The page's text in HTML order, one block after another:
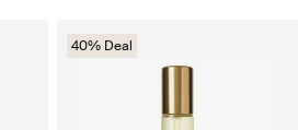
40% Deal